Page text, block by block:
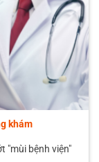
khám
"mùi bệnh viện"